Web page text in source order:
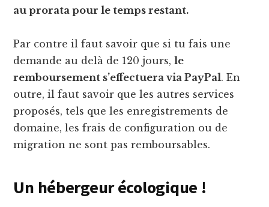
au prorata pour le temps restant.
Par contre il faut savoir que si tu fais une
demande au delà de 120 jours,le
remboursement s’effectuera via PayPal. En
outre, il faut savoir que les autres services
proposés, tels que les enregistrements de
domaine, les frais de configuration ou de
migration ne sont pas remboursables.
Un hébergeur écologique !